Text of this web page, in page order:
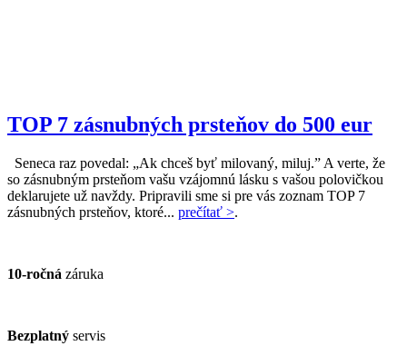
TOP 7 zásnubných prsteňov do 500 eur
Seneca raz povedal: „Ak chceš byť milovaný, miluj.” A verte, že
so zásnubným prsteňom vašu vzájomnú lásku s vašou polovičkou
deklarujete už navždy. Pripravili sme si pre vás zoznam TOP 7
zásnubných prsteňov, ktoré... prečítať >.
10-ročná záruka
Bezplatný servis